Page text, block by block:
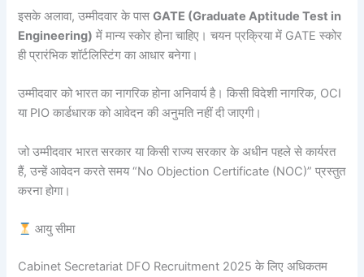
इसके अलावा, उम्मीदवार के पासGATE (Graduate Aptitude Test in
Engineering) में मान्य स्कोर होना चाहिए। चयन प्रक्रिया में GATE स्कोर
ही प्रारंभिक शॉर्टलिस्टिंग का आधार बनेगा।
उम्मीदवार को भारत का नागरिक होना अनिवार्य है। किसी विदेशी नागरिक, OCI
या PIO कार्डधारक को आवेदन की अनुमति नहीं दी जाएगी।
जो उम्मीदवार भारत सरकार या किसी राज्य सरकार के अधीन पहले से कार्यरत
हैं, उन्हें आवेदन करते समय “No Objection Certificate (NOC)” प्रस्तुत
करना होगा।
आयु सीमा
Cabinet Secretariat DFO Recruitment 2025 के लिए अधिकतम